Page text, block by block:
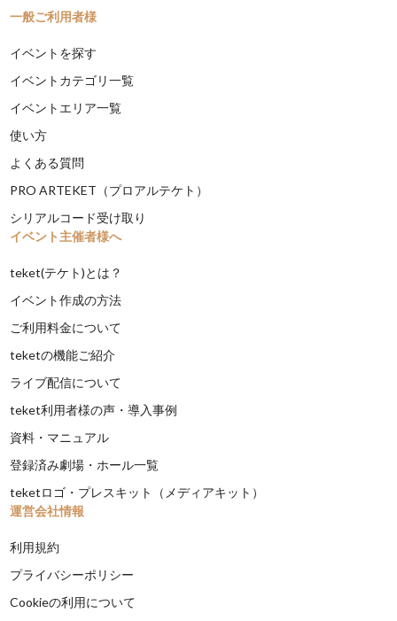
一般ご利用者様
イベントを探す
イベントカテゴリ一覧
イベントエリア一覧
使い方
よくある質問
PRO ARTEKET（プロアルテケト）
シリアルコード受け取り
イベント主催者様へ
teket(テケト)とは？
イベント作成の方法
ご利用料金について
teketの機能ご紹介
ライブ配信について
teket利用者様の声・導入事例
資料・マニュアル
登録済み劇場・ホール一覧
teketロゴ・プレスキット（メディアキット）
運営会社情報
利用規約
プライバシーポリシー
Cookieの利用について